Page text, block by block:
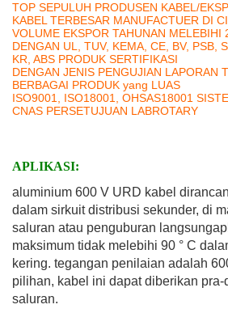
TOP SEPULUH PRODUSEN KABEL/
KABEL TERBESAR MANUFACTUER DI
VOLUME EKSPOR TAHUNAN MELEBIHI
DENGAN UL, TUV, KEMA, CE, BV, PSB,
KR, ABS PRODUK SERTIFIKASI
DENGAN JENIS PENGUJIAN LAPORAN
BERBAGAI PRODUK yang LUAS
ISO9001, ISO18001, OHSAS18001
CNAS PERSETUJUAN LABROTARY
APLIKASI:
aluminium 600 V URD kabel
dalam sirkuit distribusi sekunder, di
saluran atau penguburan langsung
maksimum tidak melebihi 90 ° C
kering. tegangan penilaian adalah
pilihan, kabel ini dapat diberikan
saluran.